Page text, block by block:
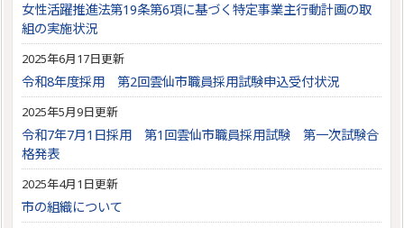
女性活躍推進法第19条第6項に基づく特定事業主行動計画の取
組の実施状況
2025年6月17日更新
令和8年度採用 第2回雲仙市職員採用試験申込受付状況
2025年5月9日更新
令和7年7月1日採用 第1回雲仙市職員採用試験 第一次試験合
格発表
2025年4月1日更新
市の組織について